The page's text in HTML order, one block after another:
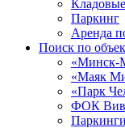
Кладовые
Паркинг
Аренда
Поиск по
«Минск-
«Маяк
«Парк
ФОК
Паркинги